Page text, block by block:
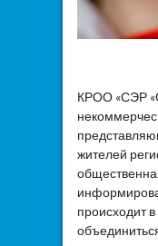
КРОО «СЭР
жителей
происходит